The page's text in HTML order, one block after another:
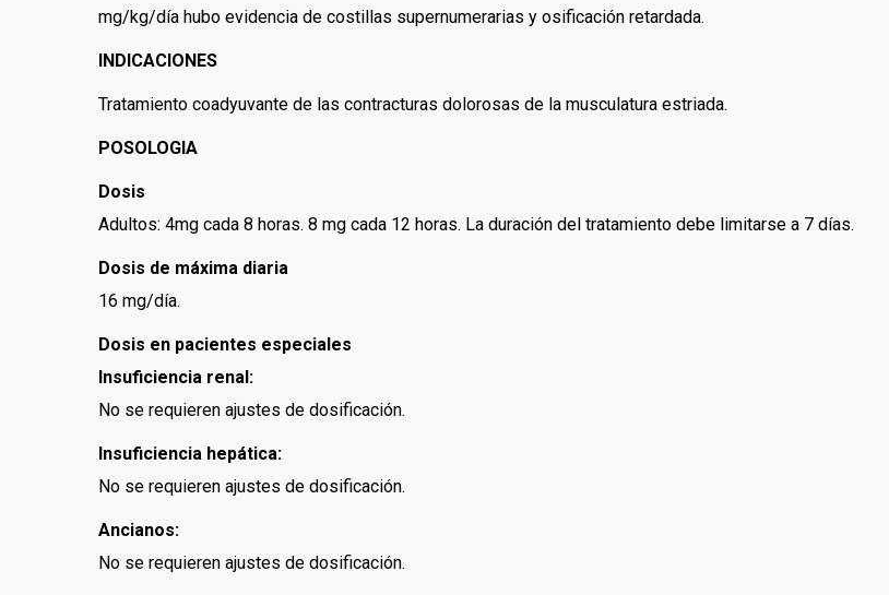
mg/kg/día hubo evidencia de costillas supernumerarias y osificación retardada.
INDICACIONES
Tratamiento coadyuvante de las contracturas dolorosas de la musculatura estriada.
POSOLOGIA
Dosis
Adultos: 4mg cada 8 horas. 8 mg cada 12 horas. La duración del tratamiento debe limitarse a 7 días.
Dosis de máxima diaria
16 mg/día.
Dosis en pacientes especiales
Insuficiencia renal:
No se requieren ajustes de dosificación.
Insuficiencia hepática:
No se requieren ajustes de dosificación.
Ancianos:
No se requieren ajustes de dosificación.